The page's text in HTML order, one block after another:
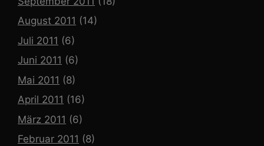
August 2011 (14)
Juli 2011 (6)
Juni 2011 (6)
Mai 2011 (8)
April 2011 (16)
März 2011 (6)
Februar 2011 (8)